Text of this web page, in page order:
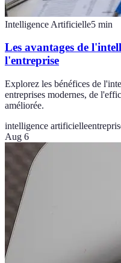
Intelligence Artificielle5 min
Les avantages de
l'entreprise
Explorez les bénéfices de
entreprises modernes, de
améliorée.
intelligence artificielle
Aug 6